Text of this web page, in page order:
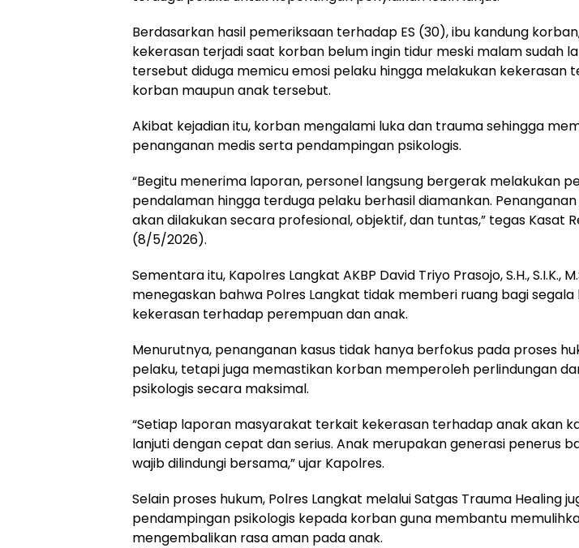
Berdasarkan hasil pemeriksaan terhadap ES (30), ibu kandung
kekerasan terjadi saat korban belum ingin tidur meski malam sudah
tersebut diduga memicu emosi pelaku hingga melakukan kekerasan
korban maupun anak tersebut.
Akibat kejadian itu, korban mengalami luka dan trauma sehingga
penanganan medis serta pendampingan psikologis.
“Begitu menerima laporan, personel langsung bergerak melakukan
pendalaman hingga terduga pelaku berhasil diamankan.
akan dilakukan secara profesional, objektif, dan tuntas,” tegas Kasat
(8/5/2026).
Sementara itu, Kapolres Langkat AKBP David Triyo Prasojo, S.H., S.I.K.,
menegaskan bahwa Polres Langkat tidak memberi ruang bagi
kekerasan terhadap perempuan dan anak.
Menurutnya, penanganan kasus tidak hanya berfokus pada proses
pelaku, tetapi juga memastikan korban memperoleh perlindungan
psikologis secara maksimal.
“Setiap laporan masyarakat terkait kekerasan terhadap anak akan
lanjuti dengan cepat dan serius. Anak merupakan generasi penerus
wajib dilindungi bersama,” ujar Kapolres.
Selain proses hukum, Polres Langkat melalui Satgas Trauma Healing
pendampingan psikologis kepada korban guna membantu
mengembalikan rasa aman pada anak.